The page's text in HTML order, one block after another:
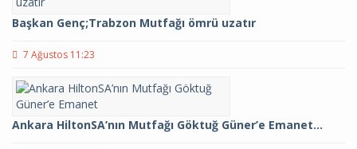
Başkan Genç;Trabzon Mutfağı ömrü uzatır
7 Ağustos 11:23
Ankara HiltonSA’nın Mutfağı Göktuğ Güner’e Emanet…